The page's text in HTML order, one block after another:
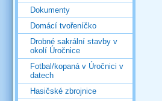
Dokumenty
Domácí tvořeníčko
Drobné sakrální stavby v
okolí Úročnice
Fotbal/kopaná v Úročnici v
datech
Hasičské zbrojnice